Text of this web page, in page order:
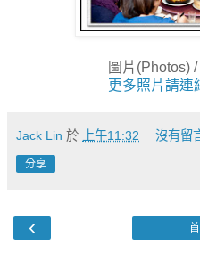
圖片(Photos)
更多照片請連
Jack Lin 於 上午11:32 沒有留
分享
‹